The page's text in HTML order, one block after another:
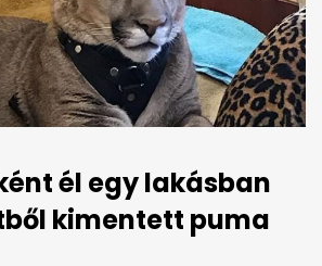
él egy lakásban
kimentett puma